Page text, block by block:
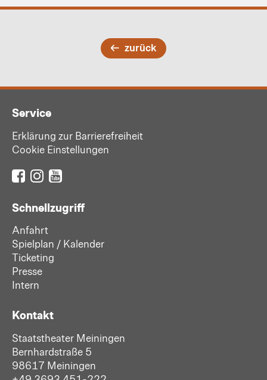
zurück
Service
Erklärung zur Barrierefreiheit
Cookie Einstellungen
Schnellzugriff
Anfahrt
Spielplan / Kalender
Ticketing
Presse
Intern
Kontakt
Staatstheater Meiningen
Bernhardstraße 5
98617 Meiningen